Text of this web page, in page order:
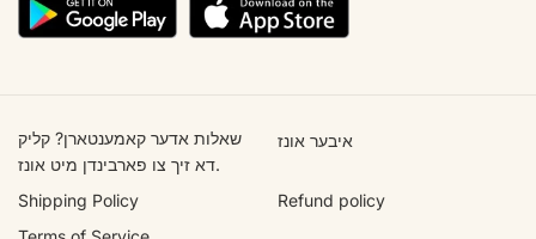
שאלות אדער קאמענטארן? קליק
דא זיך צו פארבינדן מיט אונז.
איבער אונז
Shipping Policy
Refund policy